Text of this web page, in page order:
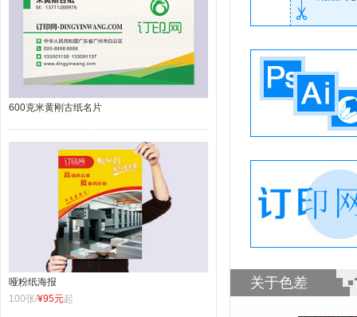
600克米黄刚古纸名片
哑粉纸海报
100张/¥95元起
关于色差